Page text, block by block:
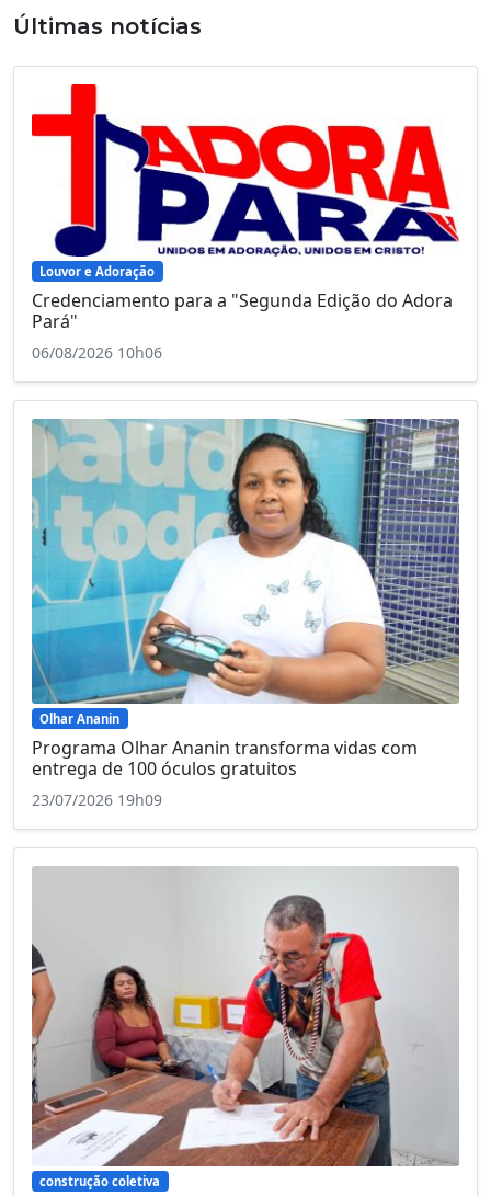
Últimas notícias
Louvor e Adoração
Credenciamento para a "Segunda Edição do Adora
Pará"
06/08/2026 10h06
Olhar Ananin
Programa Olhar Ananin transforma vidas com
entrega de 100 óculos gratuitos
23/07/2026 19h09
construção coletiva